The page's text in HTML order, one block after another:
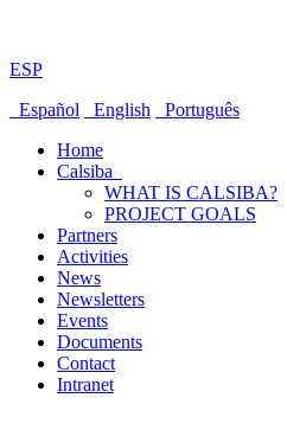
ESP
Español
English
Português
Home
Calsiba
WHAT IS CALSIBA?
PROJECT GOALS
Partners
Activities
News
Newsletters
Events
Documents
Contact
Intranet